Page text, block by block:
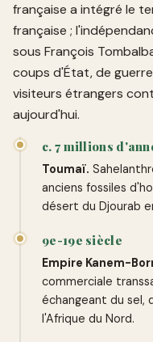
française a intégré le
française ;
sous François
coups d'État, de
visiteurs étrangers
aujourd'hui.
c. 7 millions
Toumaï.
anciens fossiles
désert du Djourab
9e-19e siècle
Empire Kanem-
commerciale
échangeant du sel,
l'Afrique du Nord.